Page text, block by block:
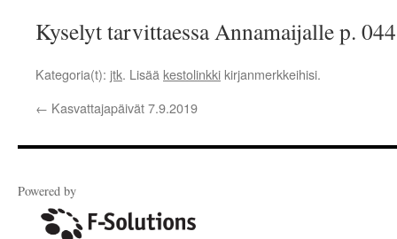
Kyselyt tarvittaessa Annamaijalle p.
Kategoria(t): jtk. Lisää kestolinkki kirjanmerkkeihisi.
← Kasvattajapäivät 7.9.2019
Powered by